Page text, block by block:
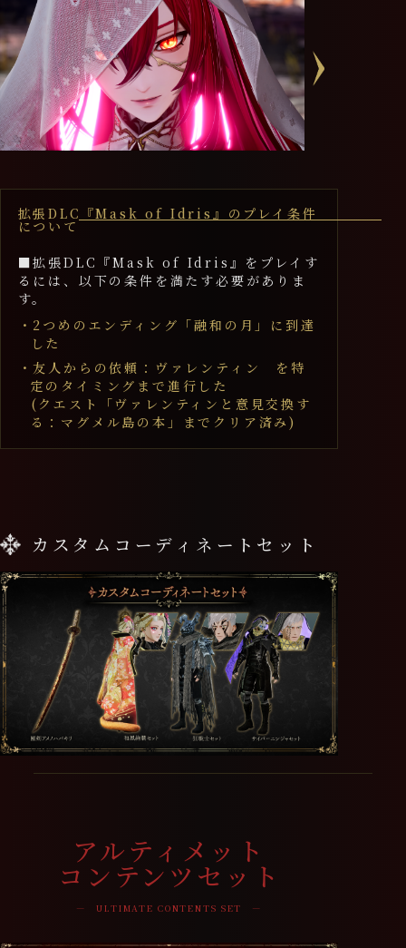
拡張DLC『Mask of Idris』のプレイ条件
について
■拡張DLC『Mask of Idris』をプレイす
るには、以下の条件を満たす必要がありま
す。
・2つめのエンディング「融和の月」に到達
した
・友人からの依頼：ヴァレンティン を特
定のタイミングまで進行した
(クエスト「ヴァレンティンと意見交換す
る：マグメル島の本」までクリア済み)
カスタムコーディネートセット
アルティメット
コンテンツセット
― ULTIMATE CONTENTS SET ―